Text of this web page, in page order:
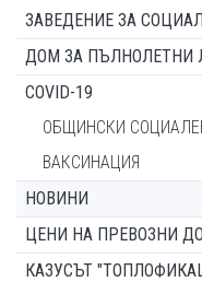
ЗАВЕДЕНИЕ ЗА
ДОМ ЗА ПЪЛНОЛЕТНИ
COVID-19
ОБЩИНСКИ
ВАКСИНАЦИЯ
НОВИНИ
ЦЕНИ НА ПРЕВОЗНИ
КАЗУСЪТ